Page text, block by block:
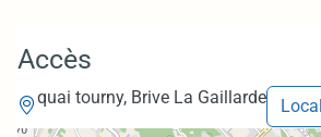
Accès
quai tourny, Brive La Gaillarde